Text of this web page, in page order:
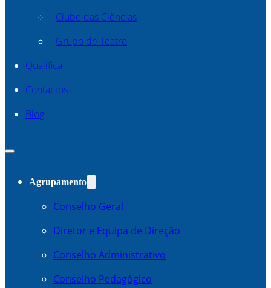
Clube das Ciências
Grupo de Teatro
Qualifica
Contactos
Blog
Agrupamento
Conselho Geral
Diretor e Equipa de Direção
Conselho Administrativo
Conselho Pedagógico